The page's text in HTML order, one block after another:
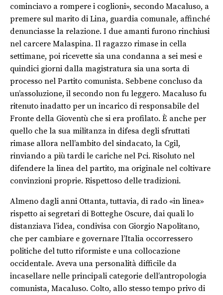
cominciavo a rompere i coglioni», secondo Macaluso, a
premere sul marito di Lina, guardia comunale, affinché
denunciasse la relazione. I due amanti furono rinchiusi
nel carcere Malaspina. Il ragazzo rimase in cella
settimane, poi ricevette sia una condanna a sei mesi e
quindici giorni dalla magistratura sia una sorta di
processo nel Partito comunista. Sebbene concluso da
un’assoluzione, il secondo non fu leggero. Macaluso fu
ritenuto inadatto per un incarico di responsabile del
Fronte della Gioventù che si era profilato. È anche per
quello che la sua militanza in difesa degli sfruttati
rimase allora nell’ambito del sindacato, la Cgil,
rinviando a più tardi le cariche nel Pci. Risoluto nel
difendere la linea del partito, ma originale nel coltivare
convinzioni proprie. Rispettoso delle tradizioni.
Almeno dagli anni Ottanta, tuttavia, di rado «in linea»
rispetto ai segretari di Botteghe Oscure, dai quali lo
distanziava l’idea, condivisa con Giorgio Napolitano,
che per cambiare e governare l’Italia occorressero
politiche del tutto riformiste e una collocazione
occidentale. Aveva una personalità difficile da
incasellare nelle principali categorie dell’antropologia
comunista, Macaluso. Colto, allo stesso tempo privo di